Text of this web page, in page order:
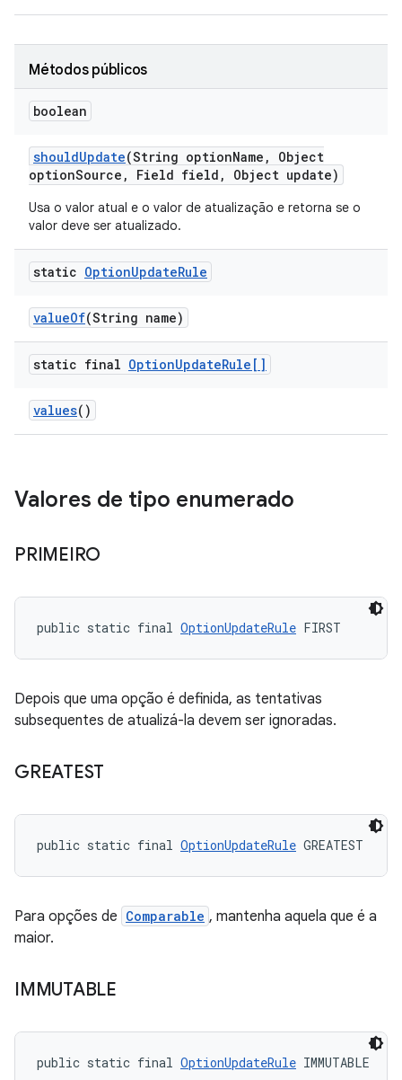
Métodos públicos
boolean
shouldUpdate(String optionName ,
Object
optionSource , Field field , Object update)
Usa o valor atual e o valor de atualização e retorna se o
valor deve ser atualizado.
static OptionUpdateRule
valueOf(String name)
static final OptionUpdateRule[]
values()
Valores de tipo enumerado
PRIMEIRO
public static final OptionUpdateRule FIRST
Depois que uma opção é definida, as tentativas
subsequentes de atualizá-la devem ser ignoradas.
GREATEST
public static final OptionUpdateRule GREATEST
Para opções de Comparable , mantenha aquela que é a
maior.
IMMUTABLE
public static final OptionUpdateRule IMMUTABLE